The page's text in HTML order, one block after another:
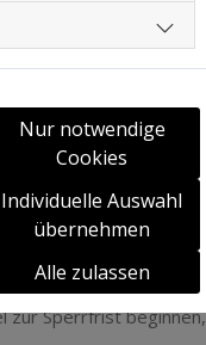
nicht abwarten,
erst mit der
fast vorbei ist. Dabei
werden:
Sie die
organisieren
Führungszeugnis
zur Sperrfrist beginnen,
Nur notwendige
Cookies
Individuelle Auswahl
übernehmen
Alle zulassen